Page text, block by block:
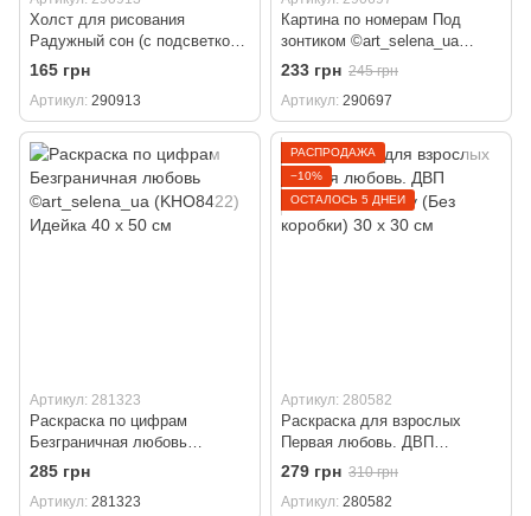
Холст для рисования
Радужный сон (с подсветкой)
(GR1-018) Riviera Blanca (Без
коробки) 25 х 25 см
165 грн
Артикул 290913
Картина по номерам Под
зонтиком ©art_selena_ua
(KHO8472) Идейка (Без
коробки) 30 х 40 см
233 грн 245 грн
Артикул 290697
Артикул: 281323
Раскраска по цифрам
Безграничная любовь
©art_selena_ua (KHO8422)
Идейка 40 х 50 см
285 грн
Артикул 281323
РАСПРОДАЖА
−10%
ОСТАЛОСЬ 5 ДНЕЙ
Артикул: 280582
Раскраска для взрослых
Первая любовь. ДВП
(AS2047) ArtStory (Без
коробки) 30 х 30 см
279 грн 310 грн
Артикул 280582